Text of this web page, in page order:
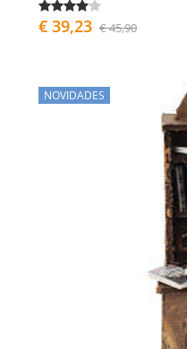
€ 39,23 € 45,90
NOVIDADES